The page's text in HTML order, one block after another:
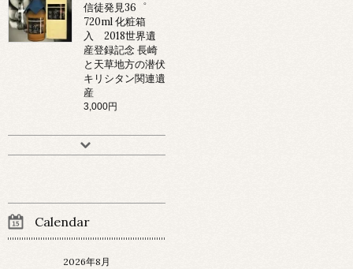
信徒発見36゜
720ml 化粧箱
入 2018世界遺
産登録記念 長崎
と天草地方の潜伏
キリシタン関連遺
産
3,000円
Calendar
2026年8月